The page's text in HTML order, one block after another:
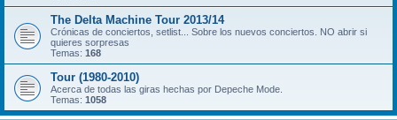
The Delta Machine Tour 2013/14
Crónicas de conciertos, setlist... Sobre los nuevos conciertos. NO abrir si
quieres sorpresas
Temas: 168
Tour (1980-2010)
Acerca de todas las giras hechas por Depeche Mode.
Temas: 1058